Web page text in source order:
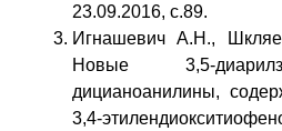
23.09.2016, с.89.
Игнашевич А.Н.,
Новые 3,5-
дицианоанилины,
3,4-